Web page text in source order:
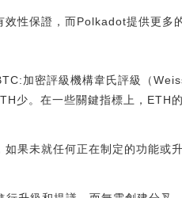
性保證，而Polkadot提供更多
加密評級機構韋氏評級（
少。在一些關鍵指標上，ETH
果未就任何正在制定的功能或